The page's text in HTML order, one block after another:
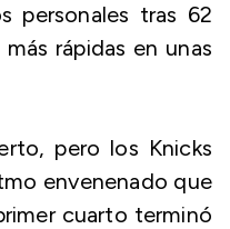
personales tras 62
rápidas en unas
pero los Knicks
envenenado que
cuarto terminó